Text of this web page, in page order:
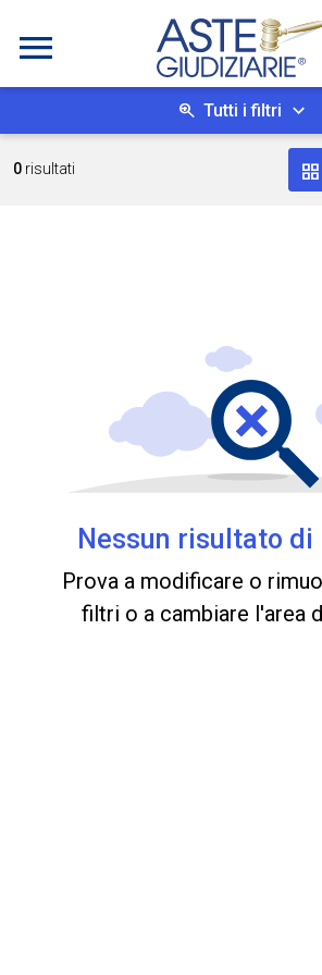
Tutti i filtri
0 risultati
Nessun risultato di
Prova a modificare o
filtri o a cambiare l'area